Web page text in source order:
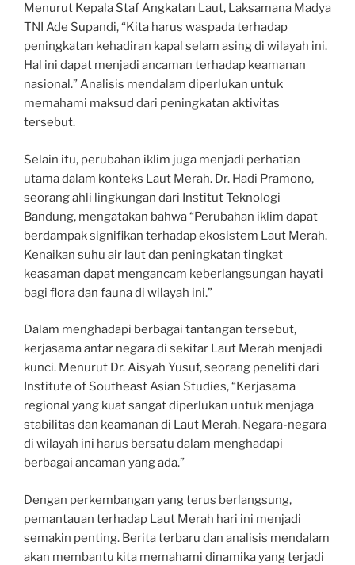
Menurut Kepala Staf Angkatan Laut, Laksamana Madya
TNI Ade Supandi, “Kita harus waspada terhadap
peningkatan kehadiran kapal selam asing di wilayah ini.
Hal ini dapat menjadi ancaman terhadap keamanan
nasional.” Analisis mendalam diperlukan untuk
memahami maksud dari peningkatan aktivitas
tersebut.
Selain itu, perubahan iklim juga menjadi perhatian
utama dalam konteks Laut Merah. Dr. Hadi Pramono,
seorang ahli lingkungan dari Institut Teknologi
Bandung, mengatakan bahwa “Perubahan iklim dapat
berdampak signifikan terhadap ekosistem Laut Merah.
Kenaikan suhu air laut dan peningkatan tingkat
keasaman dapat mengancam keberlangsungan hayati
bagi flora dan fauna di wilayah ini.”
Dalam menghadapi berbagai tantangan tersebut,
kerjasama antar negara di sekitar Laut Merah menjadi
kunci. Menurut Dr. Aisyah Yusuf, seorang peneliti dari
Institute of Southeast Asian Studies, “Kerjasama
regional yang kuat sangat diperlukan untuk menjaga
stabilitas dan keamanan di Laut Merah. Negara-negara
di wilayah ini harus bersatu dalam menghadapi
berbagai ancaman yang ada.”
Dengan perkembangan yang terus berlangsung,
pemantauan terhadap Laut Merah hari ini menjadi
semakin penting. Berita terbaru dan analisis mendalam
akan membantu kita memahami dinamika yang terjadi